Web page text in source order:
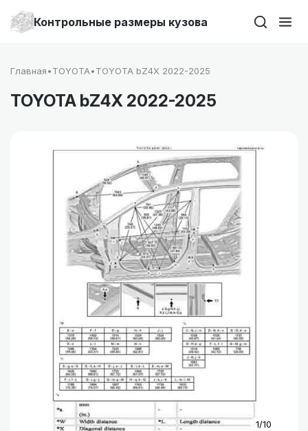
Контрольные размеры кузова
Главная•TOYOTA•TOYOTA bZ4X 2022-2025
TOYOTA bZ4X 2022-2025
1/10